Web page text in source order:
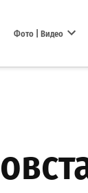
Фото | Видео